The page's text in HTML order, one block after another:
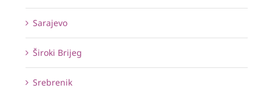
Sarajevo
Široki Brijeg
Srebrenik